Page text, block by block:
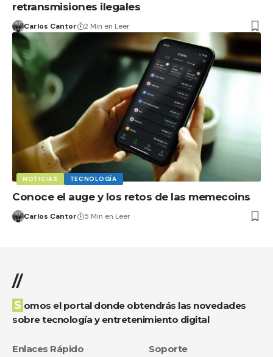
retransmisiones ilegales
Carlos Cantor 2 Min en Leer
NOTICIAS TECNOLOGÍA
Conoce el auge y los retos de las memecoins
Carlos Cantor 5 Min en Leer
//
Somos el portal donde obtendrás las novedades
sobre tecnología y entretenimiento digital
Enlaces Rápido Soporte